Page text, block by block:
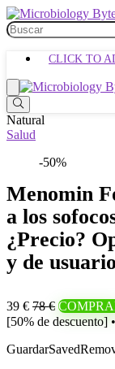
CLICK TO
Natural
Salud
-50%
Menomin
a los
¿Precio?
y de
39 € 78 €
[50% de descuento]
GuardarSaved